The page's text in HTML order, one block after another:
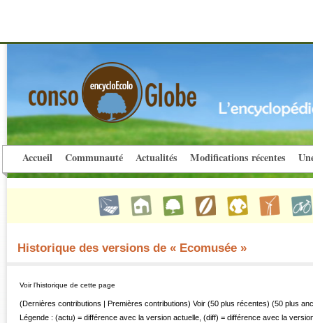
Accueil Communauté Actualités Modifications récentes
Historique des versions de « Ecomusée »
Voir l’historique de cette page
(Dernières contributions | Premières contributions) Voir (50 plus récentes) (50 plus
Légende : (actu) = différence avec la version actuelle, (diff) = différence avec la